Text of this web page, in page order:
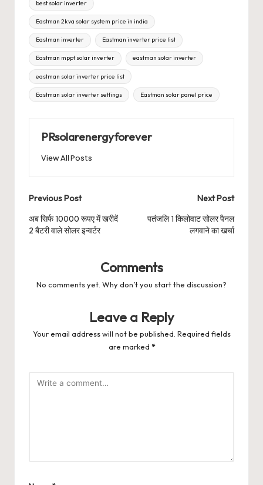
best solar inverter
Eastman 2kva solar system price in india
Eastman inverter Eastman inverter price list
Eastman mppt solar inverter eastman solar inverter
eastman solar inverter price list
Eastman solar inverter settings Eastman solar panel price
PRsolarenergyforever
View All Posts
Post
navigation
Previous Post
अब सिर्फ 10000 रूपए में खरीदें
2 बैटरी वाले सोलर इन्वर्टर
Next Post
पतंजलि 1 किलोवाट सोलर पैनल
लगवाने का खर्चा
Comments
No comments yet. Why don’t you start the discussion?
Leave a Reply
Your email address will not be published. Required fields
are marked *